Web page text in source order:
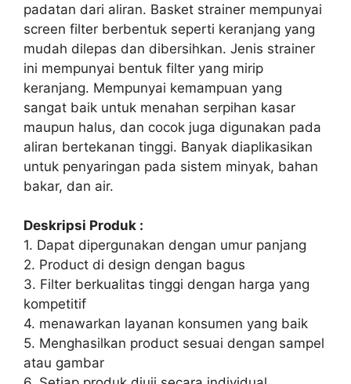
padatan dari aliran. Basket strainer mempunyai
screen filter berbentuk seperti keranjang yang
mudah dilepas dan dibersihkan. Jenis strainer
ini mempunyai bentuk filter yang mirip
keranjang. Mempunyai kemampuan yang
sangat baik untuk menahan serpihan kasar
maupun halus, dan cocok juga digunakan pada
aliran bertekanan tinggi. Banyak diaplikasikan
untuk penyaringan pada sistem minyak, bahan
bakar, dan air.
Deskripsi Produk :
1. Dapat dipergunakan dengan umur panjang
2. Product di design dengan bagus
3. Filter berkualitas tinggi dengan harga yang
kompetitif
4. menawarkan layanan konsumen yang baik
5. Menghasilkan product sesuai dengan sampel
atau gambar